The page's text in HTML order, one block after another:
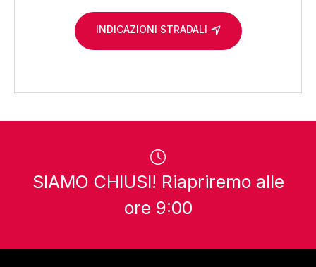
INDICAZIONI STRADALI
SIAMO CHIUSI! Riapriremo alle
ore 9:00